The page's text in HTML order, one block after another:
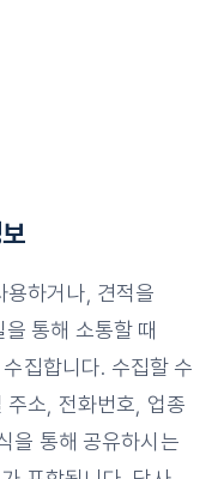
용하거나, 견적을
통해 소통할 때
집합니다. 수집할 수
주소, 전화번호, 업종
을 통해 공유하시는